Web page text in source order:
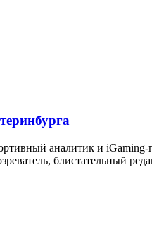
аналитик и
блистательный